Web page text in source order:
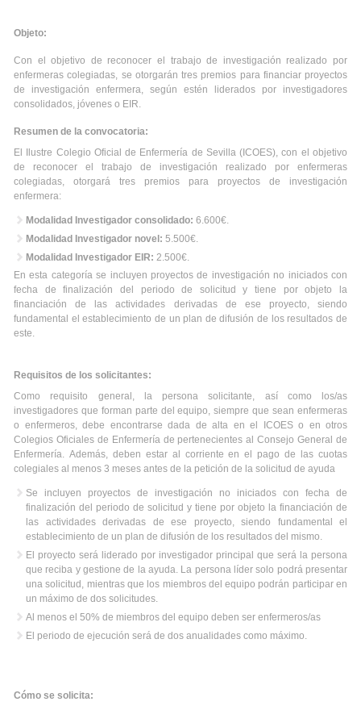
Objeto:
Con el objetivo de reconocer el trabajo de investigación realizado por
enfermeras colegiadas, se otorgarán tres premios para financiar proyectos
de investigación enfermera, según estén liderados por investigadores
consolidados, jóvenes o EIR.
Resumen de la convocatoria:
El Ilustre Colegio Oficial de Enfermería de Sevilla (ICOES), con el objetivo
de reconocer el trabajo de investigación realizado por enfermeras
colegiadas, otorgará tres premios para proyectos de investigación
enfermera:
Modalidad Investigador consolidado: 6.600€.
Modalidad Investigador novel: 5.500€.
Modalidad Investigador EIR: 2.500€.
En esta categoría se incluyen proyectos de investigación no iniciados con
fecha de finalización del periodo de solicitud y tiene por objeto la
financiación de las actividades derivadas de ese proyecto, siendo
fundamental el establecimiento de un plan de difusión de los resultados de
este.
Requisitos de los solicitantes:
Como requisito general, la persona solicitante, así como los/as
investigadores que forman parte del equipo, siempre que sean enfermeras
o enfermeros, debe encontrarse dada de alta en el ICOES o en otros
Colegios Oficiales de Enfermería de pertenecientes al Consejo General de
Enfermería. Además, deben estar al corriente en el pago de las cuotas
colegiales al menos 3 meses antes de la petición de la solicitud de ayuda
Se incluyen proyectos de investigación no iniciados con fecha de
finalización del periodo de solicitud y tiene por objeto la financiación de
las actividades derivadas de ese proyecto, siendo fundamental el
establecimiento de un plan de difusión de los resultados del mismo.
El proyecto será liderado por investigador principal que será la persona
que reciba y gestione de la ayuda. La persona líder solo podrá presentar
una solicitud, mientras que los miembros del equipo podrán participar en
un máximo de dos solicitudes.
Al menos el 50% de miembros del equipo deben ser enfermeros/as
El periodo de ejecución será de dos anualidades como máximo.
Cómo se solicita: